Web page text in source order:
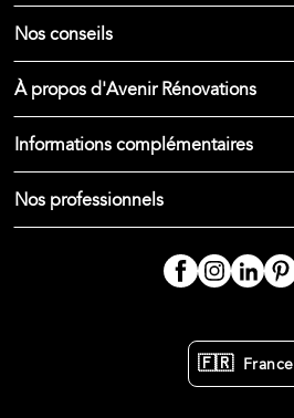
Nos conseils
À propos d'Avenir Rénovations
Informations complémentaires
Nos professionnels
🇫🇷 France